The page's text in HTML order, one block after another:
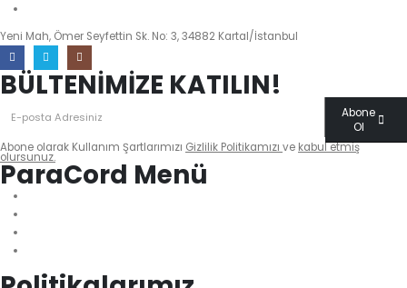
Yeni Mah, Ömer Seyfettin Sk. No: 3, 34882 Kartal/İstanbul
BÜLTENİMİZE KATILIN!
Abone
Ol
Abone olarak Kullanım Şartlarımızı Gizlilik Politikamızı ve kabul etmiş
olursunuz.
ParaCord Menü